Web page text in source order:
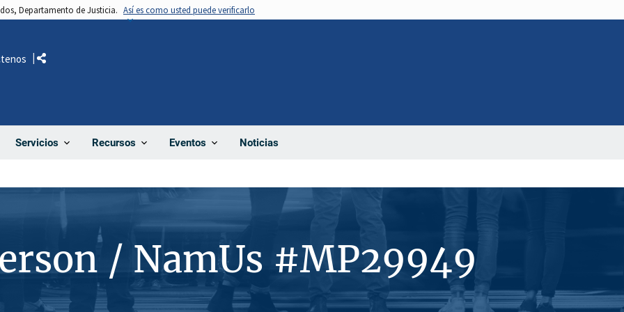
Departamento de Justicia. Así es como usted puede verificarlo
Servicios Recursos Eventos Noticias
Comparte
/ NamUs #MP29949